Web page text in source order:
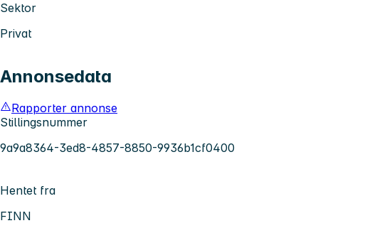
Sektor
Privat
Annonsedata
Rapporter annonse
Stillingsnummer
9a9a8364-3ed8-4857-8850-9936b1cf0400
Hentet fra
FINN